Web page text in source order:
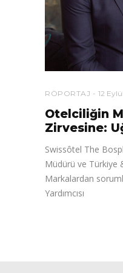
RÖPORTAJ 12
Otelciliğin
Zirvesine:
Swissôtel The
Müdürü ve Türkiye
Markalardan
Yardımcısı